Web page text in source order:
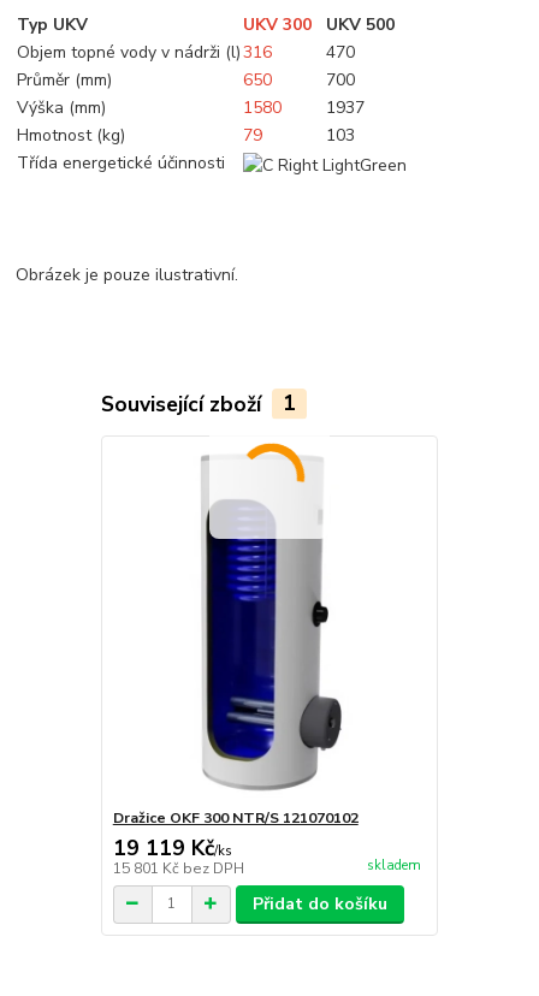
Typ UKV UKV 300
UKV 500
Objem topné vody v nádrži (l)316
470
Průměr (mm)
650
700
Výška (mm)
1580
1937
Hmotnost (kg)
79
103
Třída energetické účinnosti
Obrázek je pouze ilustrativní.
Související zboží 1
Dražice OKF 300 NTR/S 121070102
19 119 Kč/ks
15 801 Kč bez DPH skladem
Přidat do košíku